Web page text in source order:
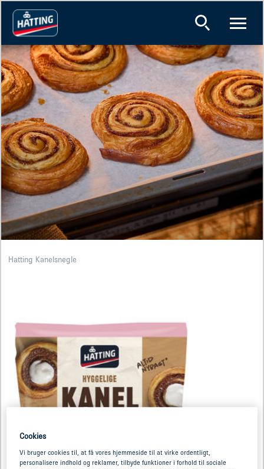
Hatting Kanelsnegle
Cookies
Vi bruger cookies til, at få vores hjemmeside til at virke ordentligt,
personalisere indhold og reklamer, tilbyde funktioner i forhold til sociale